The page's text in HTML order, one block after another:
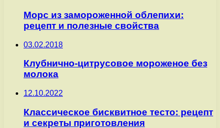
Морс из замороженной облепихи:
рецепт и полезные свойства
03.02.2018
Клубнично-цитрусовое мороженое без
молока
12.10.2022
Классическое бисквитное тесто: рецепт
и секреты приготовления